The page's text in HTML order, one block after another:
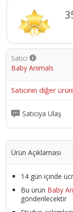
Satıcı
Baby Animals
Satıcının diğer
Satıcıya Ulaş
Ürün Açıklaması
14 gün içinde
Bu ürün Baby
gönderilecektir